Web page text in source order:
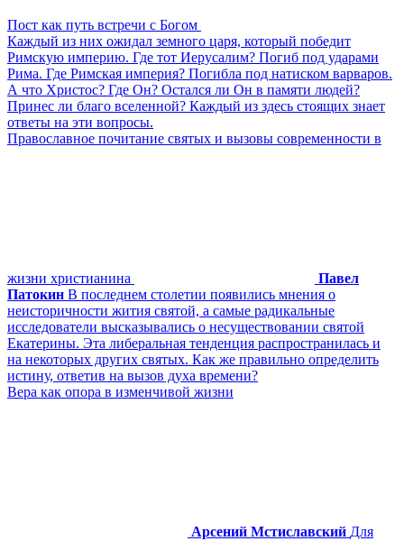
Пост как путь встречи с Богом
Каждый из них ожидал земного царя, который победит
Римскую империю. Где тот Иерусалим? Погиб под ударами
Рима. Где Римская империя? Погибла под натиском варваров.
А что Христос? Где Он? Остался ли Он в памяти людей?
Принес ли благо вселенной? Каждый из здесь стоящих знает
ответы на эти вопросы.
Православное почитание святых и вызовы современности в
жизни христианина
Павел
Патокин В последнем столетии появились мнения о
неисторичности жития святой, а самые радикальные
исследователи высказывались о несуществовании святой
Екатерины. Эта либеральная тенденция распространилась и
на некоторых других святых. Как же правильно определить
истину, ответив на вызов духа времени?
Вера как опора в изменчивой жизни
Арсений Мстиславский Для